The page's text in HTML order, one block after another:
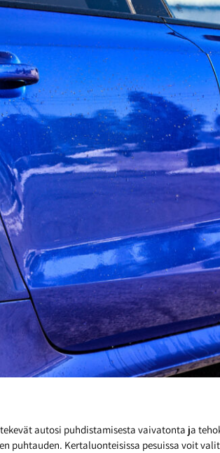
autosi puhdistamisesta vaivatonta ja
puhtauden. Kertaluonteisissa pesuissa voit